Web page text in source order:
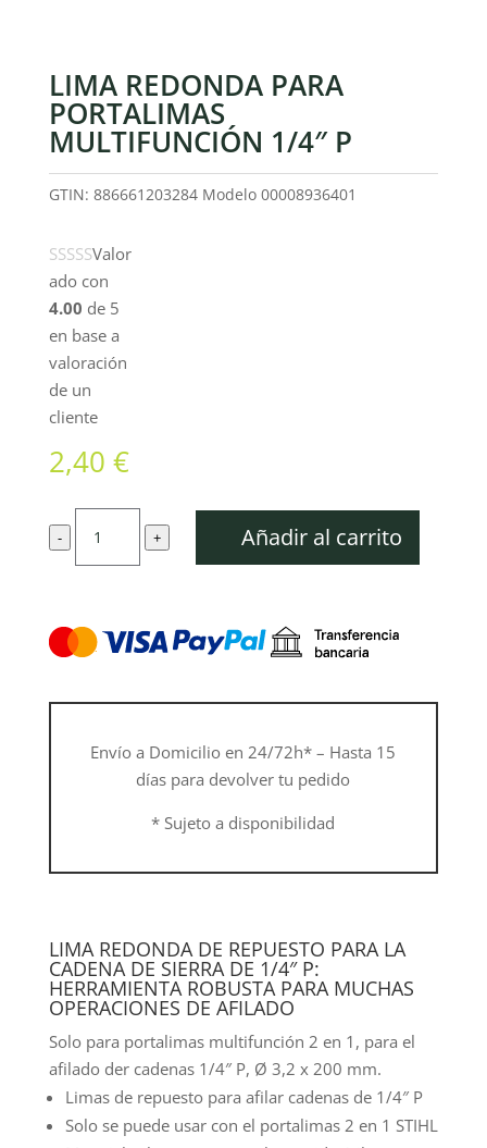
LIMA REDONDA PARA
PORTALIMAS
MULTIFUNCIÓN 1/4″ P
GTIN: 886661203284 Modelo 00008936401
Valor
ado con
4.00 de 5
en base a
valoración
de un
cliente
2,40 €
-
redonda
multifunción
1/4"
cantidad
+ Añadir al carrito
Envío a Domicilio en 24/72h* – Hasta 15
días para devolver tu pedido
* Sujeto a disponibilidad
LIMA REDONDA DE REPUESTO PARA LA
CADENA DE SIERRA DE 1/4″ P:
HERRAMIENTA ROBUSTA PARA MUCHAS
OPERACIONES DE AFILADO
Solo para portalimas multifunción 2 en 1, para el
afilado der cadenas 1/4″ P, Ø 3,2 x 200 mm.
Limas de repuesto para afilar cadenas de 1/4″ P
Solo se puede usar con el portalimas 2 en 1 STIHL